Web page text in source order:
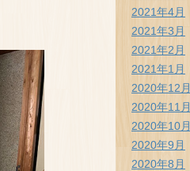
2021年4月
2021年3月
2021年2月
2021年1月
2020年12月
2020年11月
2020年10月
2020年9月
2020年8月